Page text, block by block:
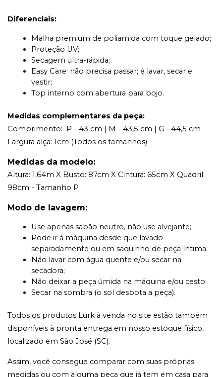
Diferenciais:
Malha premium de poliamida com toque gelado;
Proteção UV;
Secagem ultra-rápida;
Easy Care: não precisa passar; é lavar, secar e
vestir;
Top interno com abertura para bojo.
Medidas complementares da peça:
Comprimento:  P - 43 cm | M - 43,5 cm | G - 44,5 cm
Largura alça: 1cm (Todos os tamanhos)
Medidas da modelo:
Altura: 1,64m X Busto: 87cm X Cintura: 65cm X Quadril:
98cm - Tamanho P
Modo de lavagem:
Use apenas sabão neutro, não use alvejante;
Pode ir à máquina desde que lavado
separadamente ou em saquinho de peça íntima;
Não lavar com água quente e/ou secar na
secadora;
Não deixar a peça úmida na máquina e/ou cesto;
Secar na sombra (o sol desbota a peça).
Todos os produtos Lurk à venda no site estão também
disponíveis à pronta entrega em nosso estoque físico,
localizado em São José (SC).
Assim, você consegue comparar com suas próprias
medidas ou com alguma peça que já tem em casa para